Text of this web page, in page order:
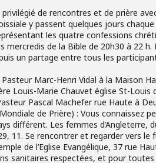
privilégié de rencontres et de prière
y passent quelques jours
les quatre confessions
mercredis de la Bible de 20h30 à 22
un partage entre tous les
Marc-Henri Vidal à la Maison
Louis-Marie Chauvet église St-Louis
Pascal Machefer rue Haute à
de Prière) : Vous
différent. Les femmes
11. Se rencontrer et regarder vers
de l’Eglise Evangélique, 37 rue
sanitaires respectées, et pour